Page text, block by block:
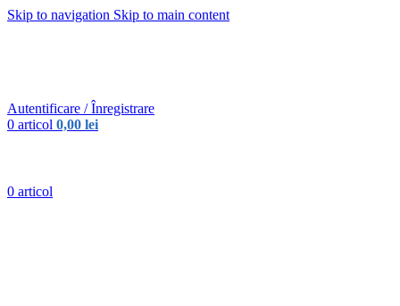
Skip to navigation Skip to main content
Autentificare / Înregistrare
0 articol 0,00 lei
0 articol